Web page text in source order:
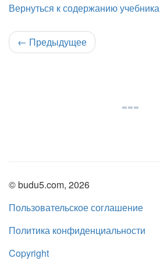
Вернуться к содержанию учебника
← Предыдущее
© budu5.com, 2026
Пользовательское соглашение
Политика конфиденциальности
Copyright